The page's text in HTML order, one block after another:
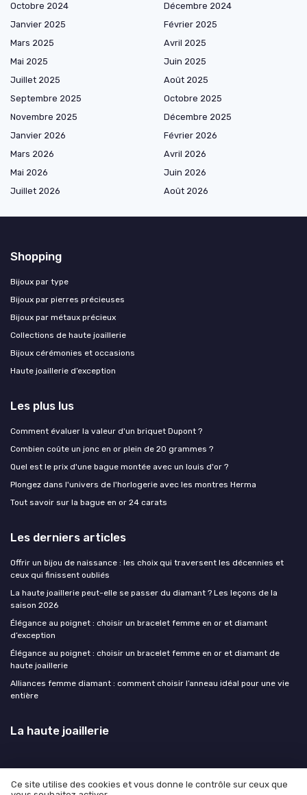
Octobre 2024
Décembre 2024
Janvier 2025
Février 2025
Mars 2025
Avril 2025
Mai 2025
Juin 2025
Juillet 2025
Août 2025
Septembre 2025
Octobre 2025
Novembre 2025
Décembre 2025
Janvier 2026
Février 2026
Mars 2026
Avril 2026
Mai 2026
Juin 2026
Juillet 2026
Août 2026
Shopping
Bijoux par type
Bijoux par pierres précieuses
Bijoux par métaux précieux
Collections de haute joaillerie
Bijoux cérémonies et occasions
Haute joaillerie d’exception
Les plus lus
Comment évaluer la valeur d'un briquet Dupont ?
Combien coûte un jonc en or plein de 20 grammes ?
Quel est le prix d'une bague montée avec un louis d'or ?
Plongez dans l'univers de l'horlogerie avec les montres Herma
Tout savoir sur la bague en or 24 carats
Les derniers articles
Offrir un bijou de naissance : les choix qui traversent les décennies et
ceux qui finissent oubliés
La haute joaillerie peut-elle se passer du diamant ? Les leçons de la
saison 2026
Élégance au poignet : choisir un bracelet femme en or et diamant
d’exception
Élégance au poignet : choisir un bracelet femme en or et diamant de
haute joaillerie
Alliances femme diamant : comment choisir l’anneau idéal pour une vie
entière
La haute joaillerie
Ce site utilise des cookies et vous donne le contrôle sur ceux que